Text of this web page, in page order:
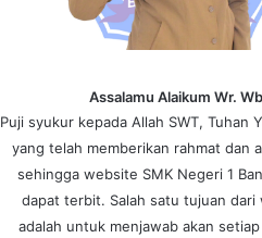
Assalamu Alaikum Wr.
Puji syukur kepada Allah SWT, Tuhan
yang telah memberikan rahmat dan
sehingga website SMK Negeri 1
dapat terbit. Salah satu tujuan dari
adalah untuk menjawab akan